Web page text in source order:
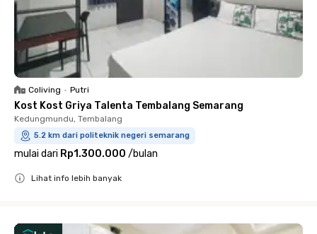
Coliving • Putri
Kost Kost Griya Talenta Tembalang Semarang
Kedungmundu, Tembalang
5.2 km dari politeknik negeri semarang
mulai dari Rp1.300.000 /bulan
Lihat info lebih banyak